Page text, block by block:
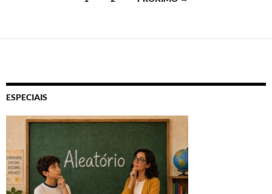
posts
ESPECIAIS